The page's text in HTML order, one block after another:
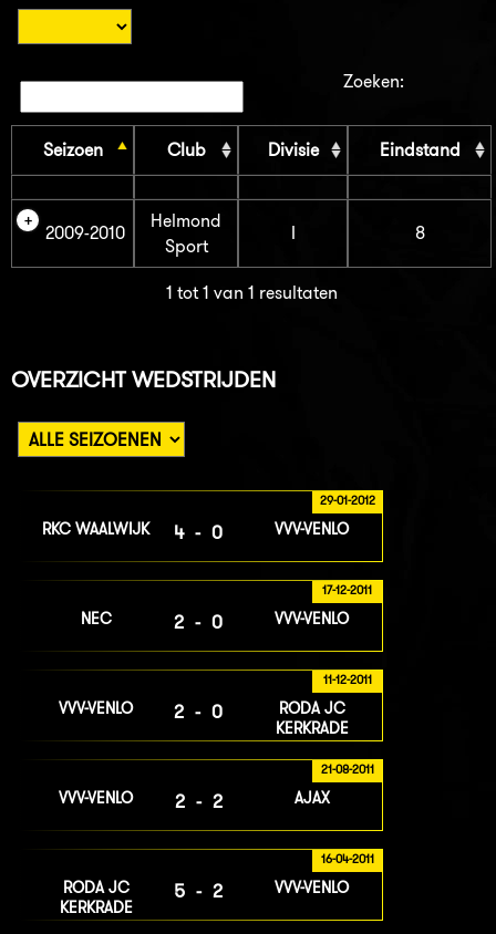
Zoeken:
Seizoen Club Divisie Eindstand
2009-2010
Helmond
Sport
I 8
1 tot 1 van 1 resultaten
OVERZICHT WEDSTRIJDEN
29-01-2012
RKC WAALWIJK 4-0 VVV-VENLO
17-12-2011
NEC 2-0 VVV-VENLO
11-12-2011
VVV-VENLO 2-0
RODA JC
KERKRADE
21-08-2011
VVV-VENLO 2-2 AJAX
16-04-2011
RODA JC
KERKRADE
5-2 VVV-VENLO